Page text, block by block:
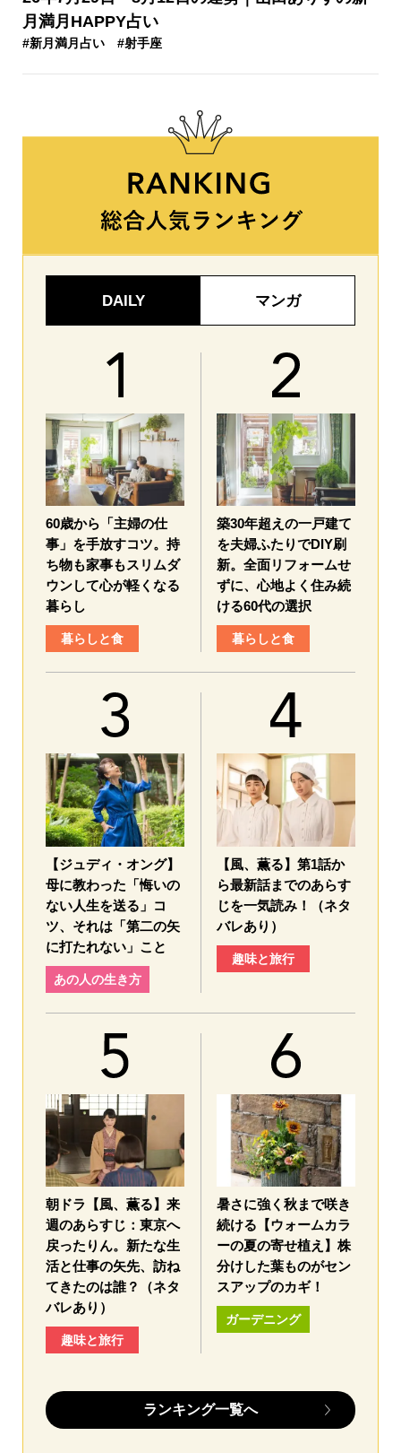
月満月HAPPY占い
#新月満月占い #射手座
DAILY マンガ
60歳から「主婦の仕
事」を手放すコツ。持
ち物も家事もスリムダ
ウンして心が軽くなる
暮らし
暮らしと食
築30年超えの一戸建て
を夫婦ふたりでDIY刷
新。全面リフォームせ
ずに、心地よく住み続
ける60代の選択
暮らしと食
【ジュディ・オング】
母に教わった「悔いの
ない人生を送る」コ
ツ、それは「第二の矢
に打たれない」こと
あの人の生き方
【風、薫る】第1話か
ら最新話までのあらす
じを一気読み！（ネタ
バレあり）
趣味と旅行
朝ドラ【風、薫る】来
週のあらすじ：東京へ
戻ったりん。新たな生
活と仕事の矢先、訪ね
てきたのは誰？（ネタ
バレあり）
趣味と旅行
暑さに強く秋まで咲き
続ける【ウォームカラ
ーの夏の寄せ植え】株
分けした葉ものがセン
スアップのカギ！
ガーデニング
ランキング一覧へ